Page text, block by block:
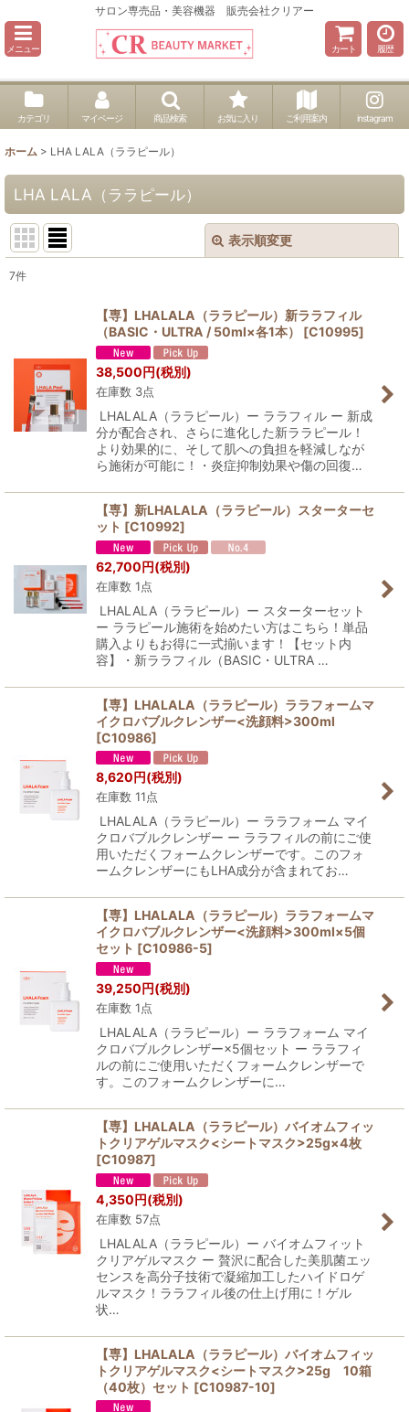
サロン専売品・美容機器 販売会社クリアー
メニュー カート 履歴
カテゴリ マイページ 商品検索 お気に入り ご利用案内 instagram
ホーム > LHA LALA（ララピール）
LHA LALA（ララピール）
表示順変更
7件
【専】LHALALA（ララピール）新ララフィル
（BASIC・ULTRA / 50ml×各1本）
[C10995]
38,500円(税別)
在庫数 3点
LHALALA（ララピール）ー ララフィル ー 新成
分が配合され、さらに進化した新ララピール！
より効果的に、そして肌への負担を軽減しなが
ら施術が可能に！・炎症抑制効果や傷の回復…
【専】新LHALALA（ララピール）スターターセ
ット [C10992]
62,700円(税別)
在庫数 1点
LHALALA（ララピール）ー スターターセット
ー ララピール施術を始めたい方はこちら！単品
購入よりもお得に一式揃います！【セット内
容】・新ララフィル（BASIC・ULTRA …
【専】LHALALA（ララピール）ララフォームマ
イクロバブルクレンザー<洗顔料>300ml
[C10986]
8,620円(税別)
在庫数 11点
LHALALA（ララピール）ー ララフォーム マイ
クロバブルクレンザー ー ララフィルの前にご使
用いただくフォームクレンザーです。このフォ
ームクレンザーにもLHA成分が含まれてお…
【専】LHALALA（ララピール）ララフォームマ
イクロバブルクレンザー<洗顔料>300ml×5個
セット [C10986-5]
39,250円(税別)
在庫数 1点
LHALALA（ララピール）ー ララフォーム マイ
クロバブルクレンザー×5個セット ー ララフィ
ルの前にご使用いただくフォームクレンザーで
す。このフォームクレンザーに…
【専】LHALALA（ララピール）バイオムフィッ
トクリアゲルマスク<シートマスク>25g×4枚
[C10987]
4,350円(税別)
在庫数 57点
LHALALA（ララピール）ー バイオムフィット
クリアゲルマスク ー 贅沢に配合した美肌菌エッ
センスを高分子技術で凝縮加工したハイドロゲ
ルマスク！ララフィル後の仕上げ用に！ゲル
状…
【専】LHALALA（ララピール）バイオムフィッ
トクリアゲルマスク<シートマスク>25g 10箱
（40枚）セット [C10987-10]